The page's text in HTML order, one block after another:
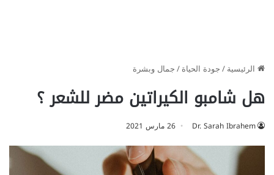
الرئيسية/جودة الحياة/جمال وبشرة
هل شامبو الكيراتين مضر للشعر ؟
Dr. Sarah Ibrahem 26 مارس 2021